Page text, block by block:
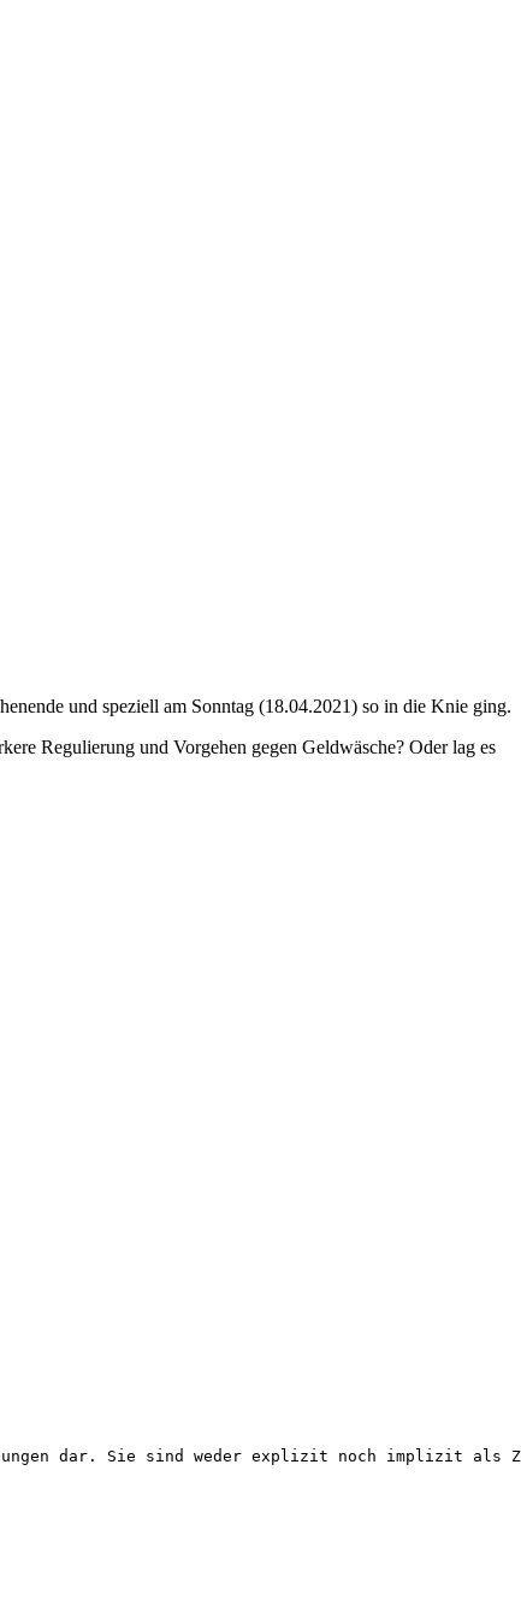
und speziell am Sonntag (18.04.2021) so in die Knie ging.
Regulierung und Vorgehen gegen Geldwäsche? Oder lag es
dar. Sie sind weder explizit noch implizit als